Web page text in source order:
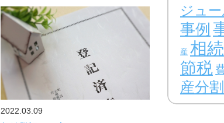
2022.03.09
ジュ
事例
産 相
節税
産分割